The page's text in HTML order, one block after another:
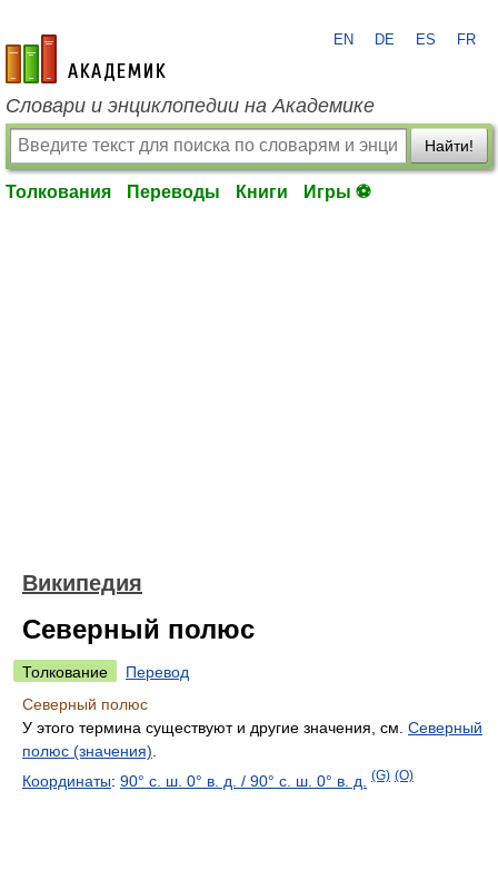
academic.ru
EN DE ES FR
Словари и энциклопедии на Академике
Найти!
Толкования Переводы Книги Игры ⚽
Википедия
Северный полюс
Толкование
Перевод
Северный полюс
У этого термина существуют и другие значения, см. Северный
полюс (значения)
Координаты: 90° с. ш. 0° в. д. / 90° с. ш. 0° в. д. (G) (O)